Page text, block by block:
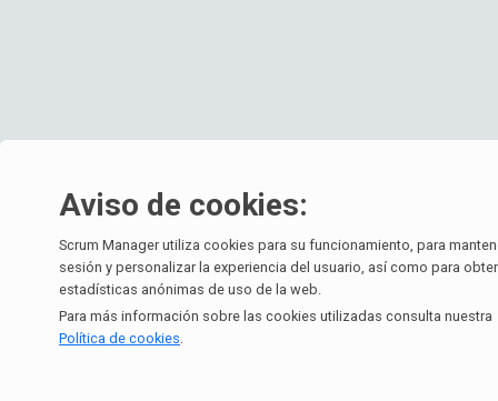
Aviso de cookies:
Scrum Manager utiliza cookies para su funcionamiento, para
sesión y personalizar la experiencia del usuario, así como para
estadísticas anónimas de uso de la web.
Para más información sobre las cookies utilizadas consulta nuestra
Política de cookies.